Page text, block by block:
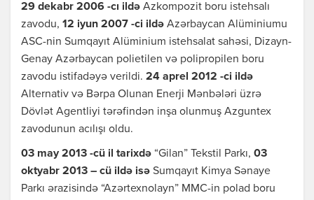
29 dekabr 2006 -cı ildə Azkompozit boru istehsalı
zavodu, 12 iyun 2007 -ci ildə Azərbaycan Alüminiumu
ASC-nin Sumqayıt Alüminium istehsalat sahəsi, Dizayn-
Genay Azərbaycan polietilen və polipropilen boru
zavodu istifadəyə verildi. 24 aprel 2012 -ci ildə
Alternativ və Bərpa Olunan Enerji Mənbələri üzrə
Dövlət Agentliyi tərəfindən inşa olunmuş Azguntex
zavodunun acılışı oldu.
03 may 2013 -cü il tarixdə “Gilan” Tekstil Parkı, 03
oktyabr 2013 – cü ildə isə Sumqayıt Kimya Sənaye
Parkı ərazisində “Azərtexnolayn” MMC-in polad boru